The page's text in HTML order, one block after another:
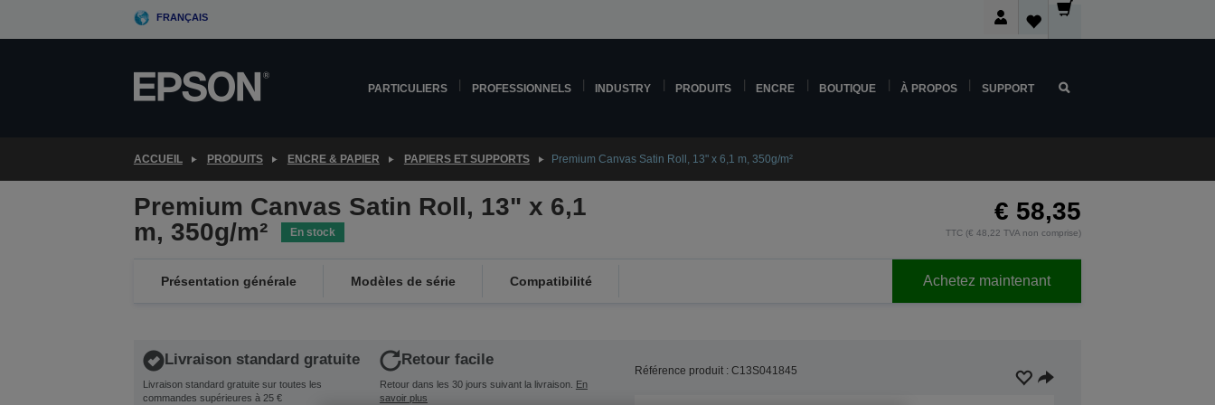
FRANÇAIS
PARTICULIERS PROFESSIONNELS INDUSTRY PRODUITS ENCRE BOUTIQUE À PROPOS SUPPORT
ACCUEIL PRODUITS ENCRE & PAPIER PAPIERS ET SUPPORTS Premium Canvas Satin Roll, 13" x 6,1 m, 350g/m²
Premium Canvas Satin Roll, 13" x 6,1
m, 350g/m²
En stock
€ 58,35
TTC (€ 48,22 TVA non comprise)
Présentation générale Modèles de série Compatibilité Achetez maintenant
Livraison standard gratuite
Livraison standard gratuite sur toutes les
commandes supérieures à 25 €
Retour facile
Retour dans les 30 jours suivant la livraison. En
savoir plus
Référence produit : C13S041845